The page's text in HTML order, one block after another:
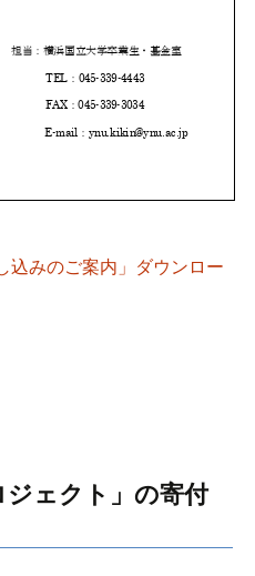
込みのご案内」ダウンロー
ジェクト」の寄付